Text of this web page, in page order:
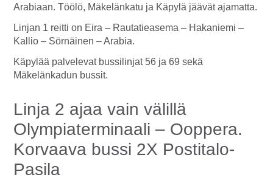
Arabiaan. Töölö, Mäkelänkatu ja Käpylä jäävät ajamatta.
Linjan 1 reitti on Eira – Rautatieasema – Hakaniemi –
Kallio – Sörnäinen – Arabia.
Käpylää palvelevat bussilinjat 56 ja 69 sekä
Mäkelänkadun bussit.
Linja 2 ajaa vain välillä
Olympiaterminaali – Ooppera.
Korvaava bussi 2X Postitalo-
Pasila